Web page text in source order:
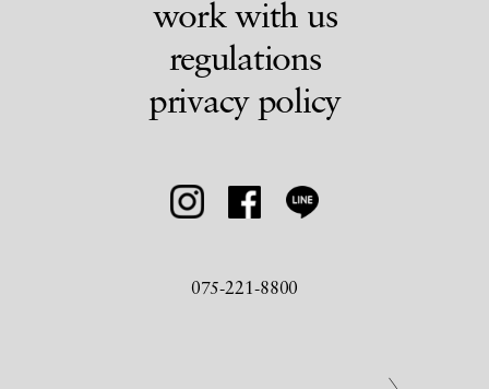
work with us
regulations
privacy policy
075-221-8800